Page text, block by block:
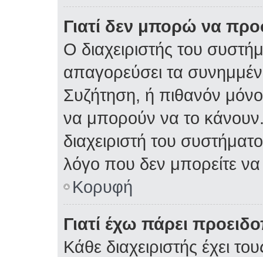
Γιατί δεν μπορώ να
Ο διαχειριστής του
απαγορεύσει τα
Συζήτηση, ή πιθανόν
να μπορούν να το
διαχειριστή του
λόγο που δεν μπορείτε
Κορυφή
Γιατί έχω πάρει
Κάθε διαχειριστής έχει